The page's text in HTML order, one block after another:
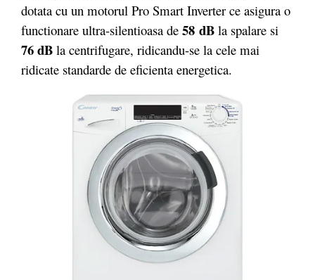
dotata cu un motorul Pro Smart Inverter ce asigura o
functionare ultra-silentioasa de 58 dB la spalare si
76 dB la centrifugare, ridicandu-se la cele mai
ridicate standarde de eficienta energetica.